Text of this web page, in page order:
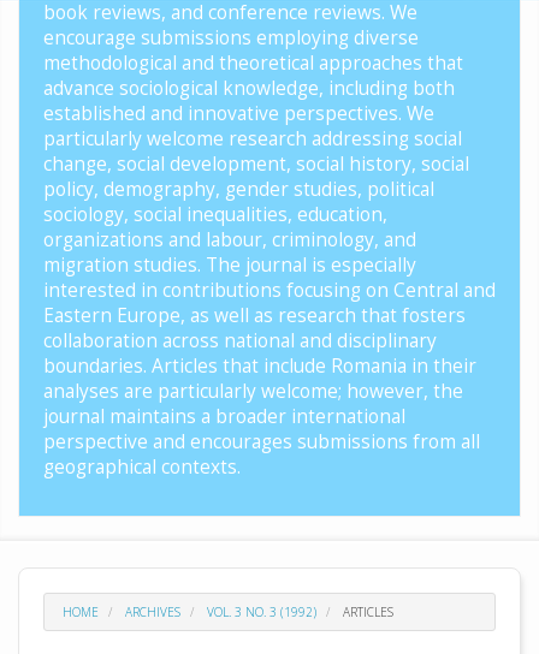
book reviews, and conference reviews. We
encourage submissions employing diverse
methodological and theoretical approaches that
advance sociological knowledge, including both
established and innovative perspectives. We
particularly welcome research addressing social
change, social development, social history, social
policy, demography, gender studies, political
sociology, social inequalities, education,
organizations and labour, criminology, and
migration studies. The journal is especially
interested in contributions focusing on Central and
Eastern Europe, as well as research that fosters
collaboration across national and disciplinary
boundaries. Articles that include Romania in their
analyses are particularly welcome; however, the
journal maintains a broader international
perspective and encourages submissions from all
geographical contexts.
HOME ARCHIVES VOL. 3 NO. 3 (1992) ARTICLES